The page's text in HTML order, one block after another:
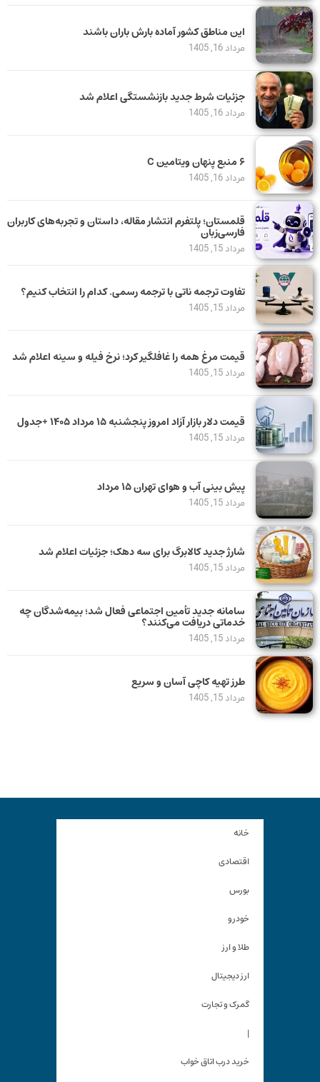
این مناطق کشور آماده بارش باران باشند
مرداد 16, 1405
جزئیات شرط جدید بازنشستگی اعلام شد
مرداد 16, 1405
۶ منبع پنهان ویتامین C
مرداد 16, 1405
قلمستان؛ پلتفرم انتشار مقاله، داستان و تجربه‌های کاربران
فارسی‌زبان
مرداد 15, 1405
تفاوت ترجمه ناتی با ترجمه رسمی. کدام را انتخاب کنیم؟
مرداد 15, 1405
قیمت مرغ همه را غافلگیر کرد؛ نرخ فیله و سینه اعلام شد
مرداد 15, 1405
قیمت دلار بازار آزاد امروز پنجشنبه ۱۵ مرداد ۱۴۰۵ +جدول
مرداد 15, 1405
پیش بینی آب و هوای تهران ۱۵ مرداد
مرداد 15, 1405
شارژ جدید کالابرگ برای سه دهک؛ جزئیات اعلام شد
مرداد 15, 1405
سامانه جدید تأمین اجتماعی فعال شد؛ بیمه‌شدگان چه
خدماتی دریافت می‌کنند؟
مرداد 15, 1405
طرز تهیه کاچی آسان و سریع
مرداد 15, 1405
خانه
اقتصادی
بورس
خودرو
طلا و ارز
ارز دیجیتال
گمرک و تجارت
|
خرید درب اتاق خواب